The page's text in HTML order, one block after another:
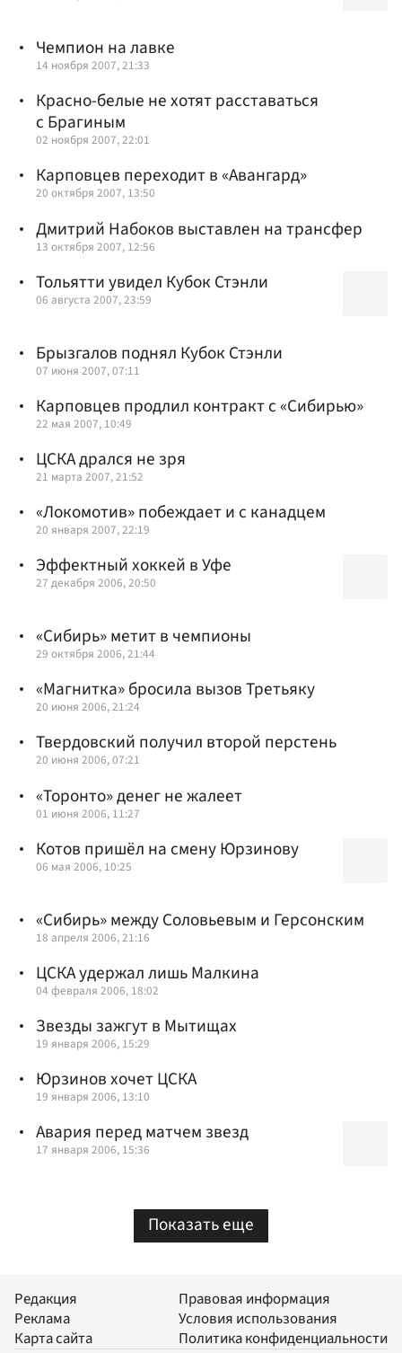
Чемпион на лавке
14 ноября 2007, 21:33
Красно-белые не хотят расставаться
с Брагиным
02 ноября 2007, 22:01
Карповцев переходит в «Авангард»
20 октября 2007, 13:50
Дмитрий Набоков выставлен на трансфер
13 октября 2007, 12:56
Тольятти увидел Кубок Стэнли
06 августа 2007, 23:59
Брызгалов поднял Кубок Стэнли
07 июня 2007, 07:11
Карповцев продлил контракт с «Сибирью»
22 мая 2007, 10:49
ЦСКА дрался не зря
21 марта 2007, 21:52
«Локомотив» побеждает и с канадцем
20 января 2007, 22:19
Эффектный хоккей в Уфе
27 декабря 2006, 20:50
«Сибирь» метит в чемпионы
29 октября 2006, 21:44
«Магнитка» бросила вызов Третьяку
20 июня 2006, 21:24
Твердовский получил второй перстень
20 июня 2006, 07:21
«Торонто» денег не жалеет
01 июня 2006, 11:27
Котов пришёл на смену Юрзинову
06 мая 2006, 10:25
«Сибирь» между Соловьевым и Герсонским
18 апреля 2006, 21:16
ЦСКА удержал лишь Малкина
04 февраля 2006, 18:02
Звезды зажгут в Мытищах
19 января 2006, 15:29
Юрзинов хочет ЦСКА
19 января 2006, 13:10
Авария перед матчем звезд
17 января 2006, 15:36
Показать еще
Редакция
Реклама
Карта сайта
Правовая информация
Условия использования
Политика конфиденциальности